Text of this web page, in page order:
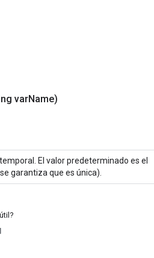
varName)
El valor predeterminado es el
garantiza que es única).